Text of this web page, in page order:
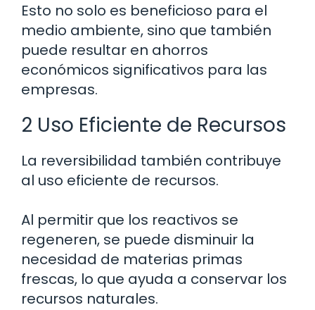
Esto no solo es beneficioso para el
medio ambiente, sino que también
puede resultar en ahorros
económicos significativos para las
empresas.
2 Uso Eficiente de Recursos
La reversibilidad también contribuye
al uso eficiente de recursos.
Al permitir que los reactivos se
regeneren, se puede disminuir la
necesidad de materias primas
frescas, lo que ayuda a conservar los
recursos naturales.